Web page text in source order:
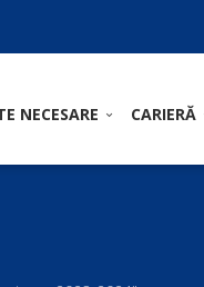
NECESARE CARIERĂ